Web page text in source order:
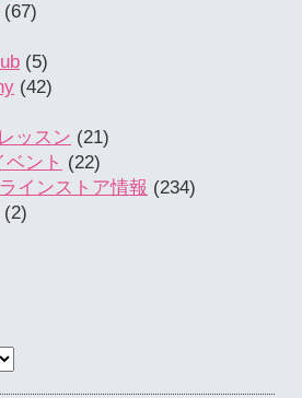
(67)
(5)
(42)
ッスン (21)
ント (22)
インストア情報 (234)
(2)